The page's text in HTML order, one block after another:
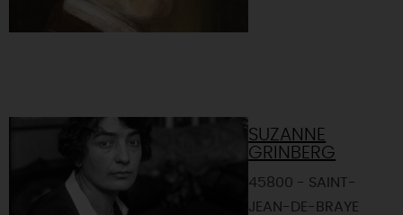
SUZANNE
GRINBERG
45800 - SAINT-
JEAN-DE-BRAYE